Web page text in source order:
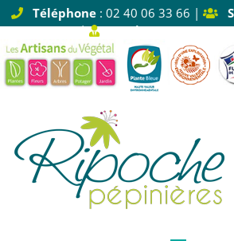
Téléphone: 02 40 06 33 66 |
Tapez 1 |
Service pro: Tapez 2